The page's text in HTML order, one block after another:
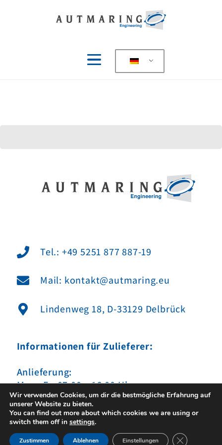
Tel.: +49 5251 877 887-19
Mail: kontakt@autmaring.eu
Lindenweg 18, D-33129 Delbrück
Informationen für Zulieferer:
Anlieferung:
Mo. – Fr. 07:00 – 16:00 Uhr
Wir verwenden Cookies, um dir die bestmögliche Erfahrung auf
unserer Website zu bieten.
You can find out more about which cookies we are using or
switch them off in settings.
Zustimmen Ablehnen Einstellungen GDPR